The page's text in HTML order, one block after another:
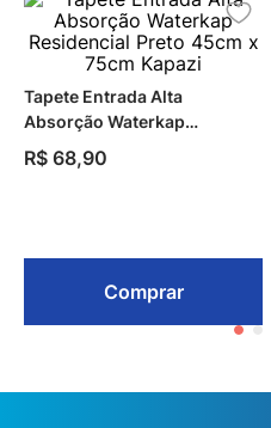
Tapete Entrada Alta
Absorção Waterkap
Residencial Preto 45cm x
75cm Kapazi
R$ 68,90
Comprar